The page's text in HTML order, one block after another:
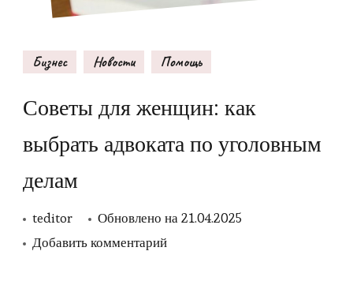
Бизнес Новости Помощь
Советы для женщин: как
выбрать адвоката по уголовным
делам
teditor Обновлено на21.04.2025
Добавить комментарийк